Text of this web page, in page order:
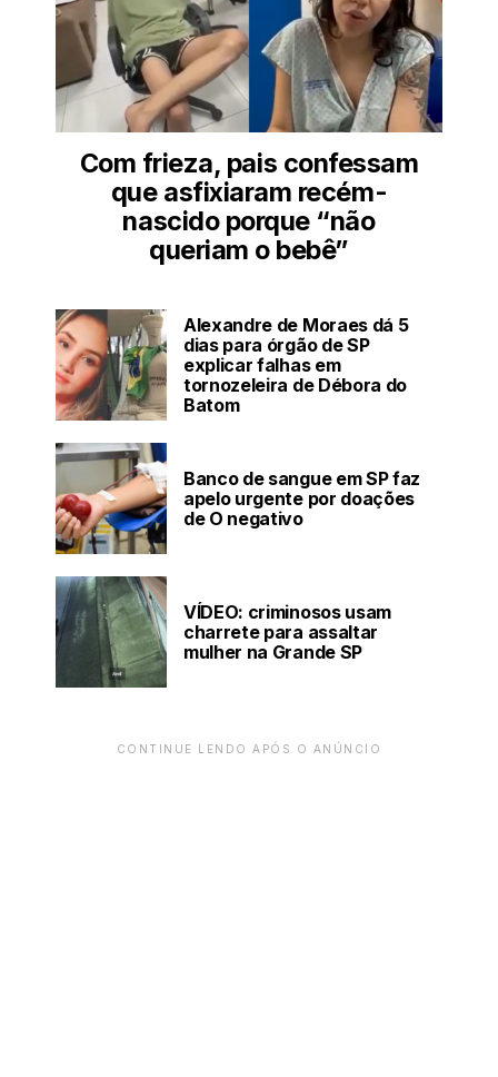
Com frieza, pais confessam
que asfixiaram recém-
nascido porque “não
queriam o bebê”
Alexandre de Moraes dá 5
dias para órgão de SP
explicar falhas em
tornozeleira de Débora do
Batom
Banco de sangue em SP faz
apelo urgente por doações
de O negativo
VÍDEO: criminosos usam
charrete para assaltar
mulher na Grande SP
CONTINUE LENDO APÓS O ANÚNCIO